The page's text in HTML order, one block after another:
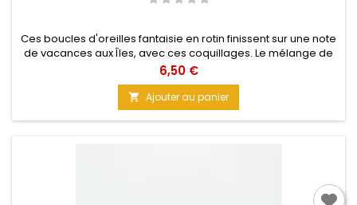
Ces boucles d'oreilles fantaisie en rotin finissent sur une note
de vacances aux Îles, avec ces coquillages. Le mélange de
matière, relevé de cette touche dorée, est très harmonieux.
Matière : Rotin Longueur : 10 cm Largeur : 3,5 cm
Prix
6,50 €
 Ajouter au panier